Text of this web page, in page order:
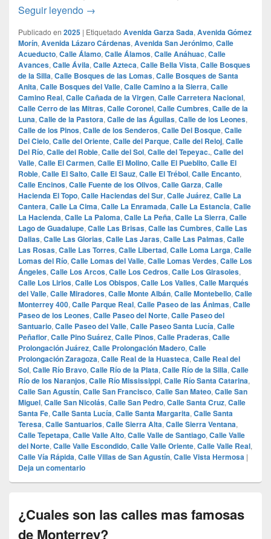
Seguir leyendo las 100 calles mas lujosas de monterrey
→
Publicado en 2025 | Etiquetado Avenida Garza Sada, Avenida Gómez
Morín, Avenida Lázaro Cárdenas, Avenida San Jerónimo, Calle
Acueducto, Calle Álamo, Calle Álamos, Calle Anáhuac, Calle
Avances, Calle Ávila, Calle Azteca, Calle Bella Vista, Calle Bosques
de la Silla, Calle Bosques de las Lomas, Calle Bosques de Santa
Anita, Calle Bosques del Valle, Calle Camino a la Sierra, Calle
Camino Real, Calle Cañada de la Virgen, Calle Carretera Nacional,
Calle Cerro de las Mitras, Calle Coronel, Calle Cumbres, Calle de la
Luna, Calle de la Pastora, Calle de las Águilas, Calle de los Leones,
Calle de los Pinos, Calle de los Senderos, Calle Del Bosque, Calle
Del Cielo, Calle del Oriente, Calle del Parque, Calle del Reloj, Calle
Del Río, Calle del Roble, Calle del Sol, Calle del Tepeyac., Calle del
Valle, Calle El Carmen, Calle El Molino, Calle El Pueblito, Calle El
Roble, Calle El Salto, Calle El Sauz, Calle El Trébol, Calle Encanto,
Calle Encinos, Calle Fuente de los Olivos, Calle Garza, Calle
Hacienda El Topo, Calle Haciendas del Sur, Calle Juárez, Calle La
Cantera, Calle La Cima, Calle La Enramada, Calle La Estancia, Calle
La Hacienda, Calle La Paloma, Calle La Peña, Calle La Sierra, Calle
Lago de Guadalupe, Calle Las Brisas, Calle las Cumbres, Calle Las
Dalias, Calle Las Glorias, Calle Las Jaras, Calle Las Palmas, Calle
Las Rosas, Calle Las Torres, Calle Libertad, Calle Loma Larga, Calle
Lomas del Río, Calle Lomas del Valle, Calle Lomas Verdes, Calle Los
Ángeles, Calle Los Arcos, Calle Los Cedros, Calle Los Girasoles,
Calle Los Lirios, Calle Los Obispos, Calle Los Valles, Calle Marqués
del Valle, Calle Miradores, Calle Monte Albán, Calle Montebello, Calle
Monterrey 400, Calle Parque Real, Calle Paseo de las Ánimas, Calle
Paseo de los Leones, Calle Paseo del Norte, Calle Paseo del
Santuario, Calle Paseo del Valle, Calle Paseo Santa Lucía, Calle
Peñaflor, Calle Pino Suárez, Calle Pinos, Calle Praderas, Calle
Prolongación Juárez, Calle Prolongación Madero, Calle
Prolongación Zaragoza, Calle Real de la Huasteca, Calle Real del
Sol, Calle Río Bravo, Calle Río de la Plata, Calle Río de la Silla, Calle
Río de los Naranjos, Calle Río Mississippi, Calle Río Santa Catarina,
Calle San Agustín, Calle San Francisco, Calle San Mateo, Calle San
Miguel, Calle San Nicolás, Calle San Pedro, Calle Santa Cruz, Calle
Santa Fe, Calle Santa Lucía, Calle Santa Margarita, Calle Santa
Teresa, Calle Santuarios, Calle Sierra Alta, Calle Sierra Ventana,
Calle Tepetapa, Calle Valle Alto, Calle Valle de Santiago, Calle Valle
del Norte, Calle Valle Escondido, Calle Valle Oriente, Calle Valle Real,
Calle Vía Rápida, Calle Villas de San Agustín, Calle Vista Hermosa |
Deja un comentario
¿Cuales son las calles mas famosas
de Monterrey?